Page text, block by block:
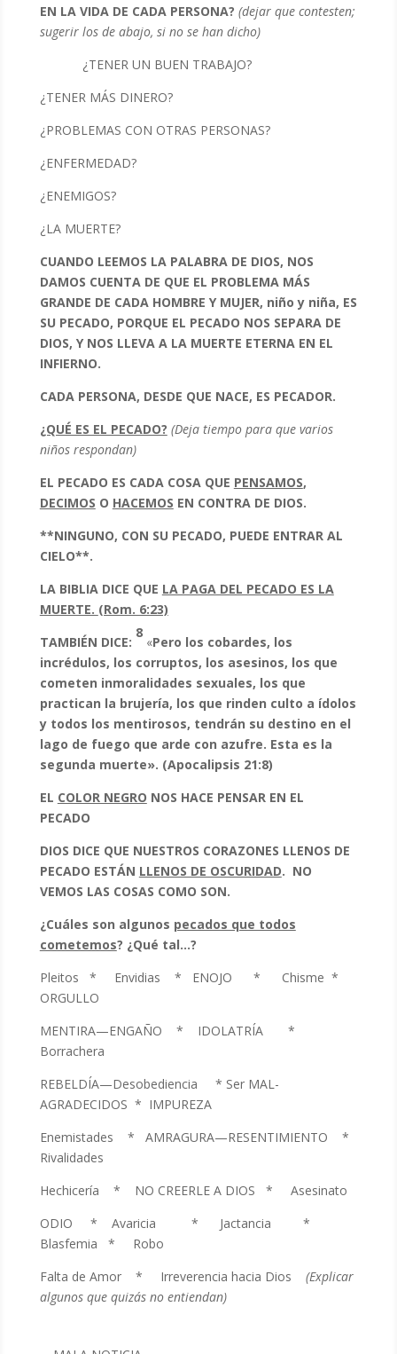
EN LA VIDA DE CADA PERSONA? (dejar que contesten;
sugerir los de abajo, si no se han dicho)
¿TENER UN BUEN TRABAJO?
¿TENER MÁS DINERO?
¿PROBLEMAS CON OTRAS PERSONAS?
¿ENFERMEDAD?
¿ENEMIGOS?
¿LA MUERTE?
CUANDO LEEMOS LA PALABRA DE DIOS, NOS
DAMOS CUENTA DE QUE EL PROBLEMA MÁS
GRANDE DE CADA HOMBRE Y MUJER, niño y niña, ES
SU PECADO, PORQUE EL PECADO NOS SEPARA DE
DIOS, Y NOS LLEVA A LA MUERTE ETERNA EN EL
INFIERNO.
CADA PERSONA, DESDE QUE NACE, ES PECADOR.
¿QUÉ ES EL PECADO? (Deja tiempo para que varios
niños respondan)
EL PECADO ES CADA COSA QUE PENSAMOS,
DECIMOS O HACEMOS EN CONTRA DE DIOS.
**NINGUNO, CON SU PECADO, PUEDE ENTRAR AL
CIELO**.
LA BIBLIA DICE QUE LA PAGA DEL PECADO ES LA
MUERTE. (Rom. 6:23)
TAMBIÉN DICE:
8
«Pero los cobardes, los
incrédulos, los corruptos, los asesinos, los que
cometen inmoralidades sexuales, los que
practican la brujería, los que rinden culto a ídolos
y todos los mentirosos, tendrán su destino en el
lago de fuego que arde con azufre. Esta es la
segunda muerte». (Apocalipsis 21:8)
EL COLOR NEGRO NOS HACE PENSAR EN EL
PECADO
DIOS DICE QUE NUESTROS CORAZONES LLENOS DE
PECADO ESTÁN LLENOS DE OSCURIDAD. NO
VEMOS LAS COSAS COMO SON.
¿Cuáles son algunos pecados que todos
cometemos? ¿Qué tal…?
Pleitos * Envidias * ENOJO * Chisme *
ORGULLO
MENTIRA—ENGAÑO * IDOLATRÍA *
Borrachera
REBELDÍA—Desobediencia * Ser MAL-
AGRADECIDOS * IMPUREZA
Enemistades * AMRAGURA—RESENTIMIENTO *
Rivalidades
Hechicería * NO CREERLE A DIOS * Asesinato
ODIO * Avaricia * Jactancia *
Blasfemia * Robo
Falta de Amor * Irreverencia hacia Dios (Explicar
algunos que quizás no entiendan)